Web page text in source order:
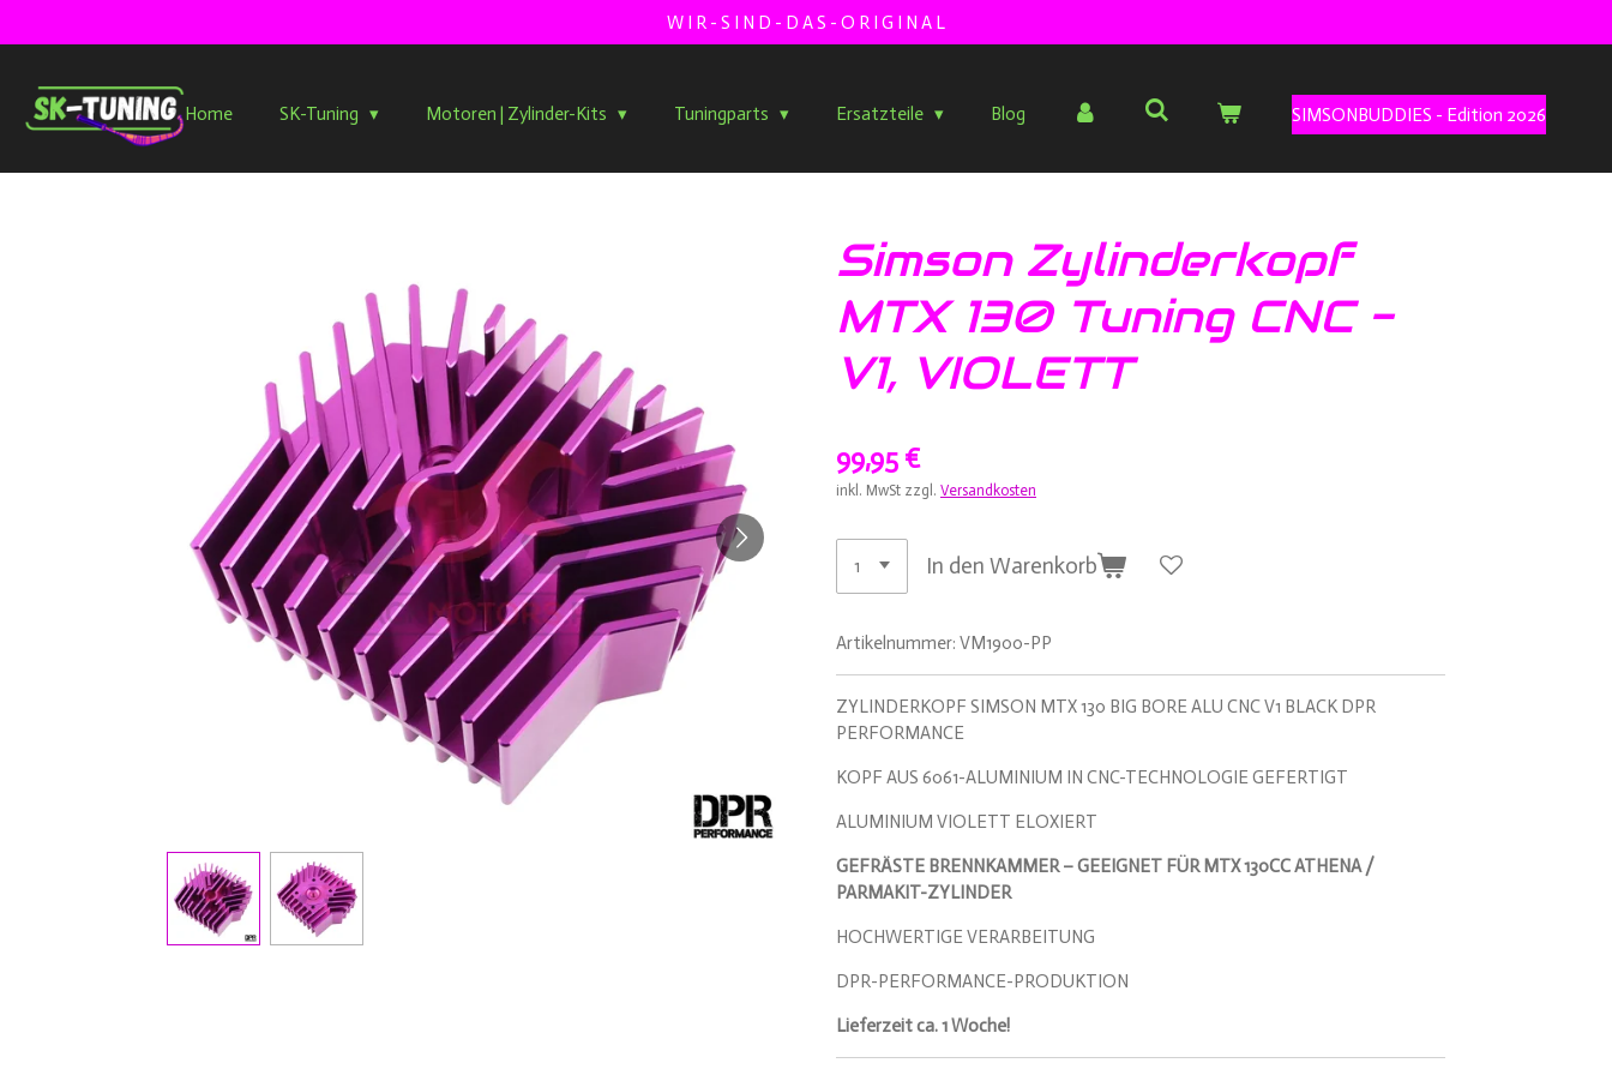
Hauptinhalt
W I R - S I N D - D A S - O R I G I N A L
Home SK-Tuning Motoren | Zylinder-Kits Tuningparts Ersatzteile Blog SIMSONBUDDIES - Edition 2026
Simson Zylinderkopf
MTX 130 Tuning CNC -
V1, VIOLETT
99,95 €
inkl. MwSt zzgl. Versandkosten
In den Warenkorb
Artikelnummer: VM1900-PP
ZYLINDERKOPF SIMSON MTX 130 BIG BORE ALU CNC V1 BLACK DPR
PERFORMANCE
KOPF AUS 6061-ALUMINIUM IN CNC-TECHNOLOGIE GEFERTIGT
ALUMINIUM VIOLETT ELOXIERT
GEFRÄSTE BRENNKAMMER – GEEIGNET FÜR MTX 130CC ATHENA /
PARMAKIT-ZYLINDER
HOCHWERTIGE VERARBEITUNG
DPR-PERFORMANCE-PRODUKTION
Lieferzeit ca. 1 Woche!